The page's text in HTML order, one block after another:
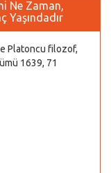
Ne Zaman,
Yaşındadır
Platoncu filozof,
1639, 71